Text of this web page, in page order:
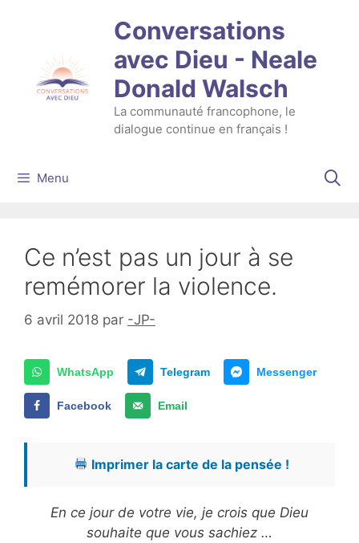
Conversations
avec Dieu - Neale
Donald Walsch
La communauté francophone, le
dialogue continue en français !
Menu
Ce n’est pas un jour à se
remémorer la violence.
6 avril 2018 par -JP-
WhatsApp Telegram Messenger
Facebook Email
Imprimer la carte de la pensée !
En ce jour de votre vie, je crois que Dieu
souhaite que vous sachiez …